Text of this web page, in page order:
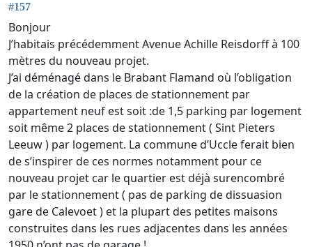
#157
Bonjour
J’habitais précédemment Avenue Achille Reisdorff à 100
mètres du nouveau projet.
J’ai déménagé dans le Brabant Flamand où l’obligation
de la création de places de stationnement par
appartement neuf est soit :de 1,5 parking par logement
soit même 2 places de stationnement ( Sint Pieters
Leeuw ) par logement. La commune d’Uccle ferait bien
de s’inspirer de ces normes notamment pour ce
nouveau projet car le quartier est déjà surencombré
par le stationnement ( pas de parking de dissuasion
gare de Calevoet ) et la plupart des petites maisons
construites dans les rues adjacentes dans les années